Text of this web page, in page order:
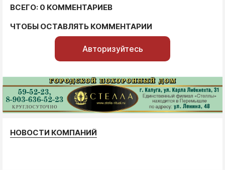
ВСЕГО: 0 КОММЕНТАРИЕВ
ЧТОБЫ ОСТАВЛЯТЬ КОММЕНТАРИИ
Авторизуйтесь
НОВОСТИ КОМПАНИЙ